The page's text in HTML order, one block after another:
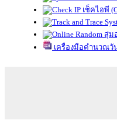
เช็คไอพี
สุ่ม
เครื่องมือคำนวณวั